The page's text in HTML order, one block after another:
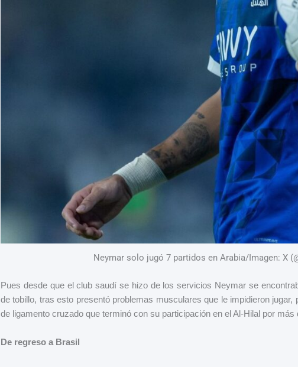
Neymar solo jugó 7 partidos en Arabia/Imagen: X
Pues desde que el club saudí se hizo de los servicios Neymar se
de tobillo, tras esto presentó problemas musculares que le impidieron jugar,
de ligamento cruzado que terminó con su participación en el Al-Hilal por más
De regreso a Brasil